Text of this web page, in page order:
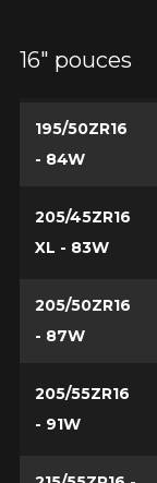
16" pouces
195/50ZR16
- 84W
205/45ZR16
XL - 83W
205/50ZR16
- 87W
205/55ZR16
- 91W
MAX
Nom
Année